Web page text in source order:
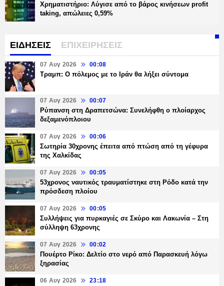
Χρηματιστήριο: Λύγισε από το βάρος κινήσεων profit
taking, απώλειες 0,59%
ΕΙΔΗΣΕΙΣ ΕΠΙΧΕΙΡΗΣΕΙΣ
07 Αυγ 2026 00:08
Τραμπ: Ο πόλεμος με το Ιράν θα λήξει σύντομα
07 Αυγ 2026 00:07
Ρύπανση στη Δραπετσώνα: Συνελήφθη ο πλοίαρχος
δεξαμενόπλοιου
07 Αυγ 2026 00:06
Σωτηρία 30χρονης έπειτα από πτώση από τη γέφυρα
της Χαλκίδας
07 Αυγ 2026 00:05
53χρονος ναυτικός τραυματίστηκε στη Ρόδο κατά την
πρόσδεση πλοίου
07 Αυγ 2026 00:05
Συλλήψεις για πυρκαγιές σε Σκύρο και Λακωνία – Στη
σύλληψη 63χρονης
07 Αυγ 2026 00:02
Πουέρτο Ρίκο: Δελτίο στο νερό από Παρασκευή λόγω
ξηρασίας
06 Αυγ 2026 23:18